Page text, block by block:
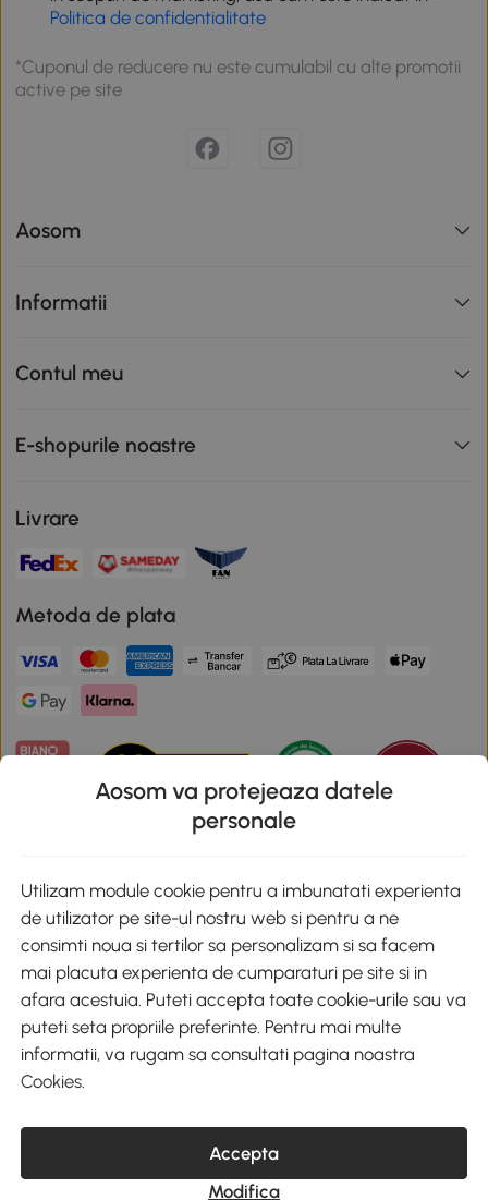
Politica de confidentialitate
*Cuponul de reducere nu este cumulabil cu alte promotii
active pe site
Aosom
Informatii
Contul meu
E-shopurile noastre
Livrare
Metoda de plata
Descarca aplicatia Aosom
Google Play
+40 312294730 clienti@aosom.ro
Romania, Bucureşti Sectorul 2, Str. Barbu Paris Mumuleanu, Nr. 30-
CUI: 49266464
COD CAEN: 4755
Reg. Com. J2023023738408
Aosom va protejeaza datele
personale
Utilizam module cookie pentru a imbunatati experienta
de utilizator pe site-ul nostru web si pentru a ne
consimti noua si tertilor sa personalizam si sa facem
mai placuta experienta de cumparaturi pe site si in
afara acestuia. Puteti accepta toate cookie-urile sau va
puteti seta propriile preferinte. Pentru mai multe
informatii, va rugam sa consultati pagina noastra
Cookies.
Accepta
Modifica